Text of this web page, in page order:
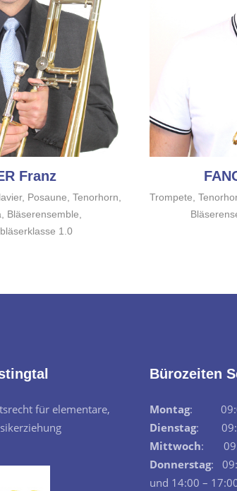
Franz
Posaune, Tenorhorn,
Bläserensemble,
1.0
Trompete,
für elementare,
Bürozeiten
Montag: 09:00
Dienstag:
Mittwoch:
Donnerstag:
und 14:00 –